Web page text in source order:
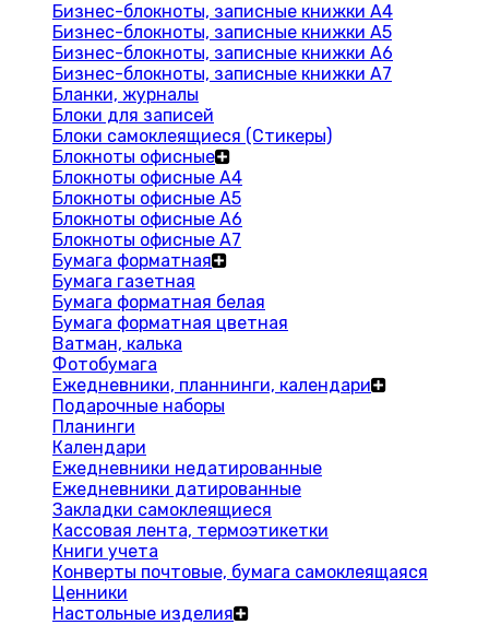
Бизнес-блокноты, записные книжки A4
Бизнес-блокноты, записные книжки А5
Бизнес-блокноты, записные книжки А6
Бизнес-блокноты, записные книжки А7
Бланки, журналы
Блоки для записей
Блоки самоклеящиеся (Стикеры)
Блокноты офисные
Блокноты офисные A4
Блокноты офисные A5
Блокноты офисные A6
Блокноты офисные A7
Бумага форматная
Бумага газетная
Бумага форматная белая
Бумага форматная цветная
Ватман, калька
Фотобумага
Ежедневники, планнинги, календари
Подарочные наборы
Планинги
Календари
Ежедневники недатированные
Ежедневники датированные
Закладки самоклеящиеся
Кассовая лента, термоэтикетки
Книги учета
Конверты почтовые, бумага самоклеящаяся
Ценники
Настольные изделия